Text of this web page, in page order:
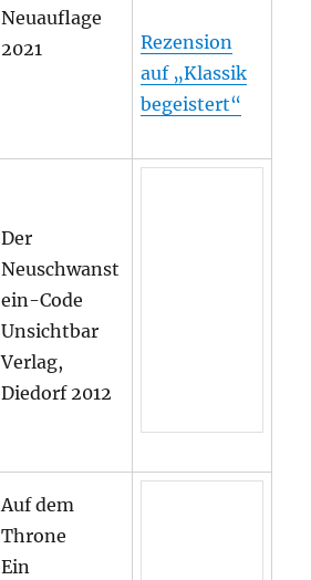
Neuauflage
2021
Rezension
auf „Klassik
begeistert“
Der
Neuschwanst
ein-Code
Unsichtbar
Verlag,
Diedorf 2012
Auf dem
Throne
Ein